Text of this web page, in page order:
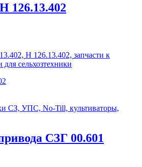
126.13.402
Н 126.13.402, запчасти к
для сельхозтехники
СЗ, УПС, No-Till, культиваторы,
СЗГ 00.601